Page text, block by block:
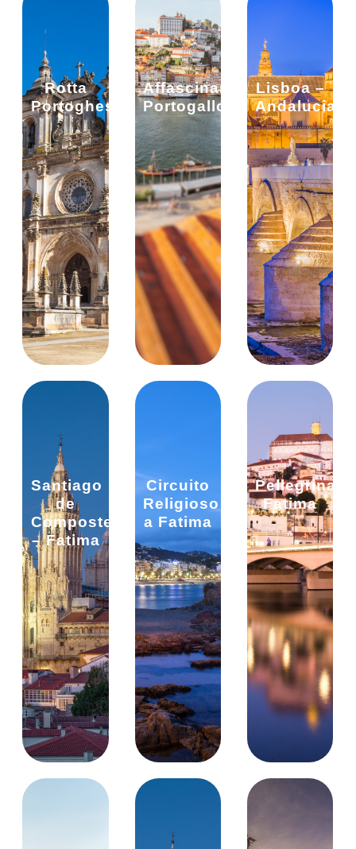
Rotta
Portoghese
Affascinante
Portogallo
Lisboa –
Andalucia
Santiago
de
Compostela
– Fatima
Circuito
Religioso
a Fatima
Fatima